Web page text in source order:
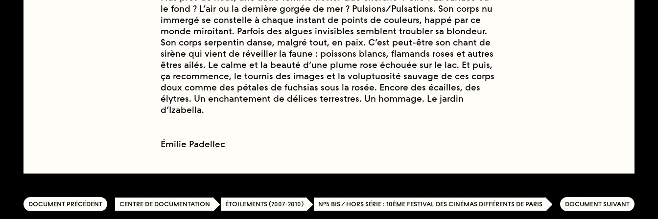
le fond ? L’air ou la dernière gorgée de mer ? Pulsions/Pulsations. Son corps nu
immergé se constelle à chaque instant de points de couleurs, happé par ce
monde miroitant. Parfois des algues invisibles semblent troubler sa blondeur.
Son corps serpentin danse, malgré tout, en paix. C’est peut-être son chant de
sirène qui vient de réveiller la faune : poissons blancs, flamands roses et autres
êtres ailés. Le calme et la beauté d’une plume rose échouée sur le lac. Et puis,
ça recommence, le tournis des images et la voluptuosité sauvage de ces corps
doux comme des pétales de fuchsias sous la rosée. Encore des écailles, des
élytres. Un enchantement de délices terrestres. Un hommage. Le jardin
d’Izabella.
Émilie Padellec
DOCUMENT PRÉCÉDENT DOCUMENT SUIVANT
CENTRE DE DOCUMENTATION ÉTOILEMENTS (2007-2010) N°5 BIS / HORS SÉRIE : 10ÈME FESTIVAL DES CINÉMAS DIFFÉRENTS DE PARIS